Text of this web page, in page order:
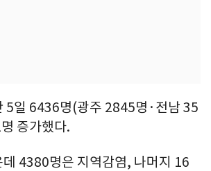
5일 6436명(광주 2845명·전남 35
증가했다.
데 4380명은 지역감염, 나머지 16